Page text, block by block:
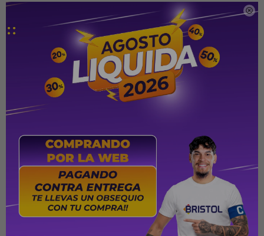

Heladera Consul 121 Litros 1 Puerta
Compartimiento Multiuso
1.949.000
PYG 2.129.000
Heladera Consul 407 Litros Blanco
Frío Seco 2 Puertas CRM44
PYG 3.949.000